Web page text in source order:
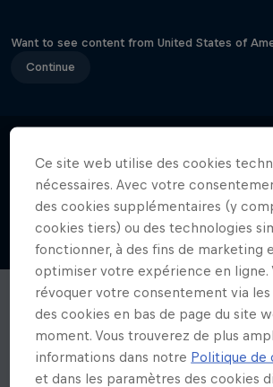
Want to see content from United States of
Continue
Ce site web utilise des cookies
nécessaires. Avec votre
des cookies supplémentaires (y
cookies tiers) ou des technologies
fonctionner, à des fins de marketing
optimiser votre expérience en ligne.
révoquer votre consentement via
des cookies en bas de page du site
moment. Vous trouverez de plus
informations dans notre Politique de
et dans les paramètres des cookies